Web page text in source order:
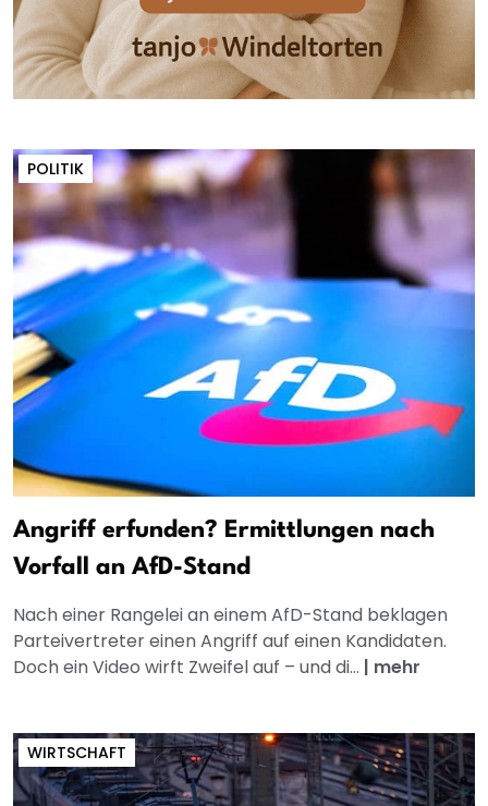
POLITIK
Angriff erfunden? Ermittlungen nach
Vorfall an AfD-Stand
Nach einer Rangelei an einem AfD-Stand beklagen
Parteivertreter einen Angriff auf einen Kandidaten.
Doch ein Video wirft Zweifel auf – und di... | mehr
WIRTSCHAFT